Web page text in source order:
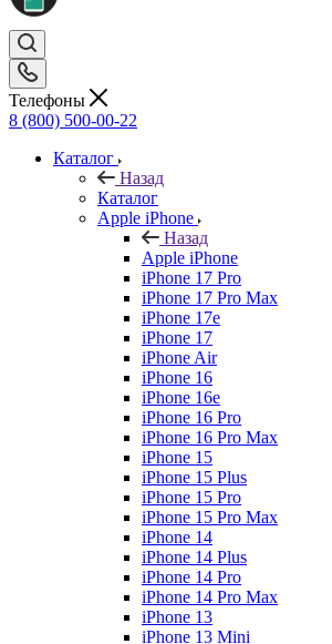
Телефоны
8 (800) 500-00-22
Каталог
Назад
Каталог
Apple iPhone
Назад
Apple iPhone
iPhone 17 Pro
iPhone 17 Pro Max
iPhone 17e
iPhone 17
iPhone Air
iPhone 16
iPhone 16e
iPhone 16 Pro
iPhone 16 Pro Max
iPhone 15
iPhone 15 Plus
iPhone 15 Pro
iPhone 15 Pro Max
iPhone 14
iPhone 14 Plus
iPhone 14 Pro
iPhone 14 Pro Max
iPhone 13
iPhone 13 Mini